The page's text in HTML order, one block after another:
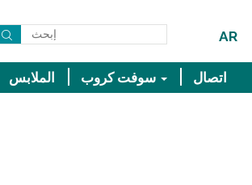
AR
الملابس سوفت كروب اتصال